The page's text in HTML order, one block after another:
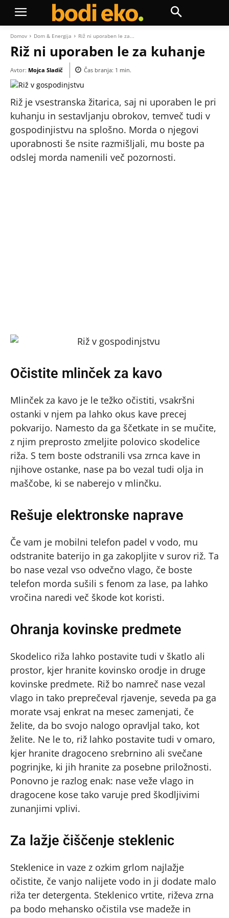
Domov Dom & Energija Riž ni uporaben le za...
Riž ni uporaben le za kuhanje
Avtor: Mojca Sladič Čas branja: 1 min.
Riž je vsestranska žitarica, saj ni uporaben le pri
kuhanju in sestavljanju obrokov, temveč tudi v
gospodinjistvu na splošno. Morda o njegovi
uporabnosti še nsite razmišljali, mu boste pa
odslej morda namenili več pozornosti.
Očistite mlinček za kavo
Mlinček za kavo je le težko očistiti, vsakršni
ostanki v njem pa lahko okus kave precej
pokvarijo. Namesto da ga ščetkate in se mučite,
z njim preprosto zmeljite polovico skodelice
riža. S tem boste odstranili vsa zrnca kave in
njihove ostanke, nase pa bo vezal tudi olja in
maščobe, ki se naberejo v mlinčku.
Rešuje elektronske naprave
Če vam je mobilni telefon padel v vodo, mu
odstranite baterijo in ga zakopljite v surov riž. Ta
bo nase vezal vso odvečno vlago, če boste
telefon morda sušili s fenom za lase, pa lahko
vročina naredi več škode kot koristi.
Ohranja kovinske predmete
Skodelico riža lahko postavite tudi v škatlo ali
prostor, kjer hranite kovinsko orodje in druge
kovinske predmete. Riž bo namreč nase vezal
vlago in tako preprečeval rjavenje, seveda pa ga
morate vsaj enkrat na mesec zamenjati, če
želite, da bo svojo nalogo opravljal tako, kot
želite. Ne le to, riž lahko postavite tudi v omaro,
kjer hranite dragoceno srebrnino ali svečane
pogrinjke, ki jih hranite za posebne priložnosti.
Ponovno je razlog enak: nase veže vlago in
dragocene kose tako varuje pred škodljivimi
zunanjimi vplivi.
Za lažje čiščenje steklenic
Steklenice in vaze z ozkim grlom najlažje
očistite, če vanjo nalijete vodo in ji dodate malo
riža ter detergenta. Steklenico vrtite, riževa zrna
pa bodo mehansko očistila vse madeže in